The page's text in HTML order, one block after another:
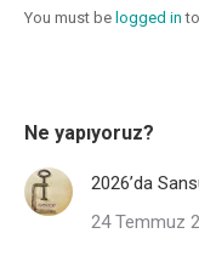
You must be logged in
Ne yapıyoruz?
2026’da
24 Temmuz